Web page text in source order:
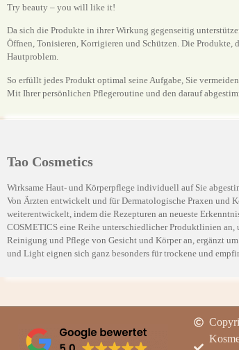
Try beauty – you will like it!
Da sich die Produkte in ihrer Wirkung gegenseitig
Öffnen, Tonisieren, Korrigieren und Schützen. Die
Hautproblem.
So erfüllt jedes Produkt optimal seine Aufgabe, Sie
Mit Ihrer persönlichen Pflegeroutine und den darauf
Tao Cosmetics
Wirksame Haut- und Körperpflege individuell auf Sie
Von Ärzten entwickelt und für Dermatologische Praxen und
weiterentwickelt, indem die Rezepturen an neueste
COSMETICS eine Reihe unterschiedlicher Produktlinien
Reinigung und Pflege von Gesicht und Körper an, ergänzt
und Light eignen sich ganz besonders für trockene und